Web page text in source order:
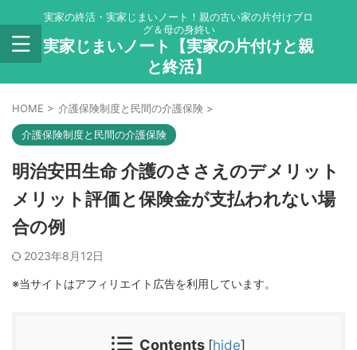
実家の終活・実家じまいノート！親の古い家の片付けブロ
グ＆母の身終い
実家じまいノート【実家の片付けと親
と終活】
HOME > 介護保険制度と民間の介護保険 >
介護保険制度と民間の介護保険
明治安田生命 介護のささえのデメリット
メリット評価と保険金が支払われない場
合の例
2023年8月12日
※当サイトはアフィリエイト広告を利用しています。
Contents [hide]